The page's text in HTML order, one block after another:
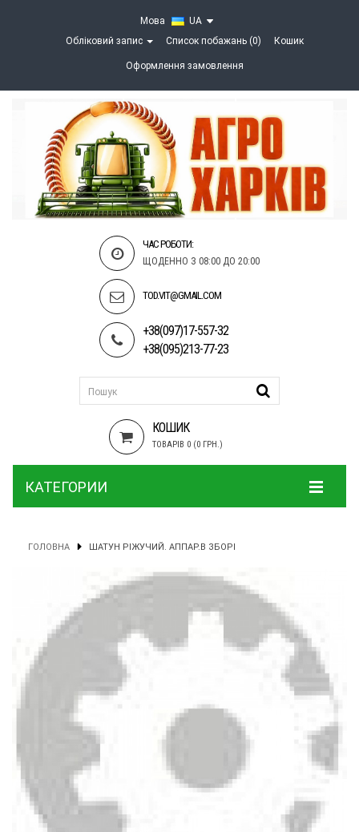
Мова
UA
Обліковий запис
Список побажань (0) Кошик
Оформлення замовлення
ЧАС РОБОТИ:
ЩОДЕННО З 08:00 ДО 20:00
TOD.VIT@GMAIL.COM
+38(097)17-557-32
+38(095)213-77-23
КОШИК
ТОВАРІВ 0 (0 ГРН.)
КАТЕГОРИИ
ГОЛОВНА ШАТУН РІЖУЧИЙ. АППАР.В ЗБОРІ